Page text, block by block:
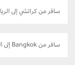
سافر من كراتشي إلى الرياض
سافر من Bangkok إلى الرياض